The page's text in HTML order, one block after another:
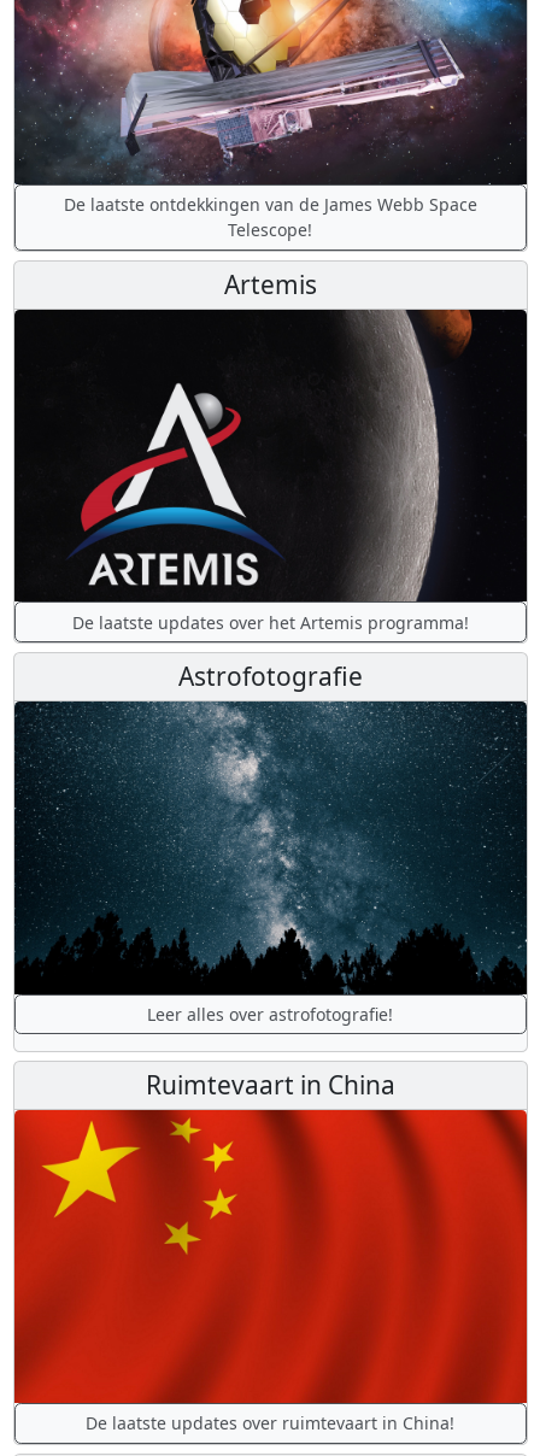
De laatste ontdekkingen van de James Webb Space
Telescope!
Artemis
De laatste updates over het Artemis programma!
Astrofotografie
Leer alles over astrofotografie!
Ruimtevaart in China
De laatste updates over ruimtevaart in China!